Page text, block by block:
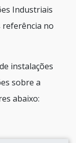
Industriais
no
instalações
sobre a
abaixo: